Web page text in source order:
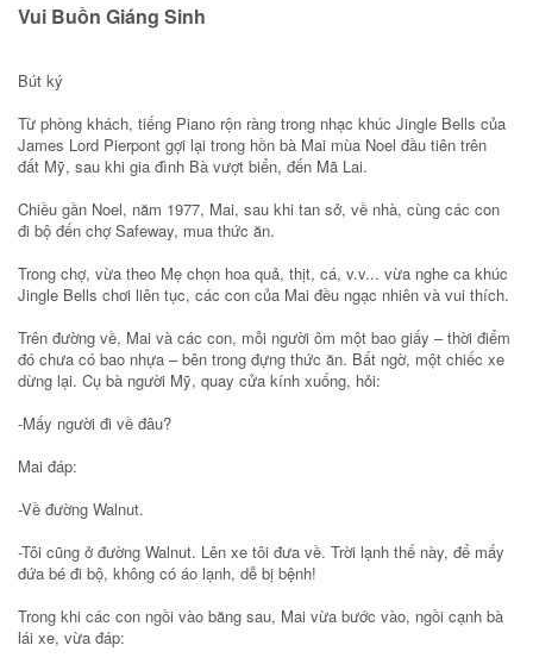
Vui Buồn Giáng Sinh
Bút ký
Từ phòng khách, tiếng Piano rộn ràng trong nhạc khúc Jingle Bells của
James Lord Pierpont gợi lại trong hồn bà Mai mùa Noel đầu tiên trên
đất Mỹ, sau khi gia đình Bà vượt biển, đến Mã Lai.
Chiều gần Noel, năm 1977, Mai, sau khi tan sở, về nhà, cùng các con
đi bộ đến chợ Safeway, mua thức ăn.
Trong chợ, vừa theo Mẹ chọn hoa quả, thịt, cá, v.v... vừa nghe ca khúc
Jingle Bells chơi liên tục, các con của Mai đều ngạc nhiên và vui thích.
Trên đường về, Mai và các con, mỗi người ôm một bao giấy – thời điểm
đó chưa có bao nhựa – bên trong đựng thức ăn. Bất ngờ, một chiếc xe
dừng lại. Cụ bà người Mỹ, quay cửa kính xuống, hỏi:
-Mấy người đi về đâu?
Mai đáp:
-Về đường Walnut.
-Tôi cũng ở đường Walnut. Lên xe tôi đưa về. Trời lạnh thế này, để mấy
đứa bé đi bộ, không có áo lạnh, dễ bị bệnh!
Trong khi các con ngồi vào băng sau, Mai vừa bước vào, ngồi cạnh bà
lái xe, vừa đáp: